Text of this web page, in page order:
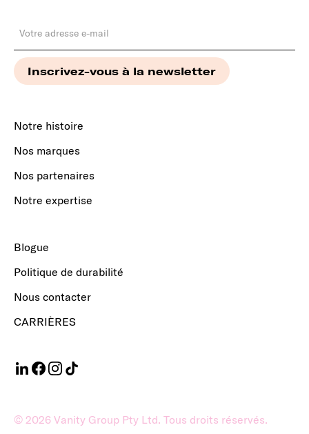
Notre histoire
Nos marques
Nos partenaires
Notre expertise
Blogue
Politique de durabilité
Nous contacter
CARRIÈRES
© 2026 Vanity Group Pty Ltd. Tous droits réservés.